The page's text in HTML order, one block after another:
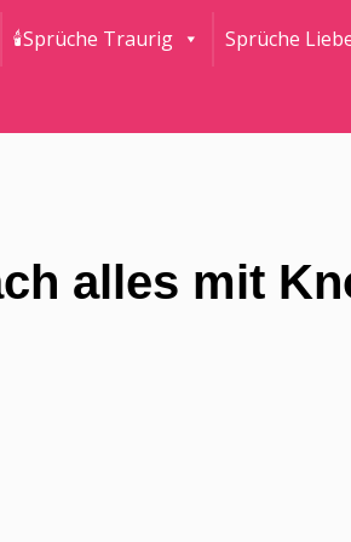
🕯Sprüche Traurig Sprüche
alles mit